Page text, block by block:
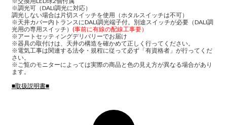
※調光可（DALI調光に対応）
調光しない場合は片切スイッチを使用（ホタルスイッチは不可）
※天井カバー内トランスにDALI調光端子付。別途スイッチが必要（DALI調
光用の専用スイッチ） (事前に有線の配線工事要）
※アートセッティングデリバリーでお届け
※器具の取付けは、天井の構造を確かめて正しく行ってください。
※電気工事は関連する法令・規程に従って必ず「有資格者」が行ってくだ
さい。
※ご覧のモニターによっては実際の商品と色の見え方が異なる場合があり
ます。
■取扱説明書■